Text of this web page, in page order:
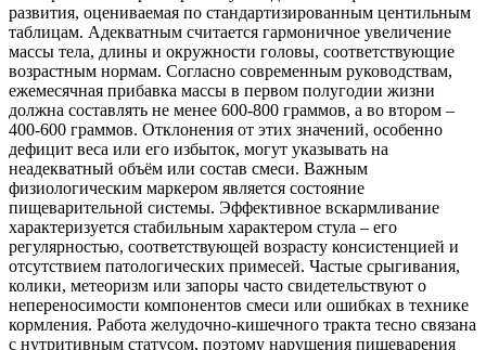
развития, оцениваемая по стандартизированным центильным
таблицам. Адекватным считается гармоничное увеличение
массы тела, длины и окружности головы, соответствующие
возрастным нормам. Согласно современным руководствам,
ежемесячная прибавка массы в первом полугодии жизни
должна составлять не менее 600-800 граммов, а во втором –
400-600 граммов. Отклонения от этих значений, особенно
дефицит веса или его избыток, могут указывать на
неадекватный объём или состав смеси. Важным
физиологическим маркером является состояние
пищеварительной системы. Эффективное вскармливание
характеризуется стабильным характером стула – его
регулярностью, соответствующей возрасту консистенцией и
отсутствием патологических примесей. Частые срыгивания,
колики, метеоризм или запоры часто свидетельствуют о
непереносимости компонентов смеси или ошибках в технике
кормления. Работа желудочно-кишечного тракта тесно связана
с нутритивным статусом, поэтому нарушения пищеварения